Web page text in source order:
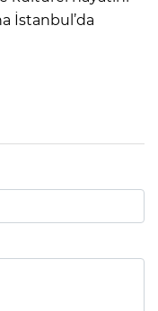
İstanbul’da